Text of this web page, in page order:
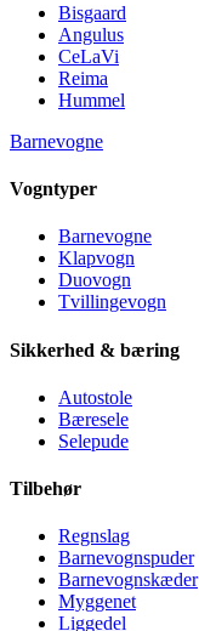
Bisgaard
Angulus
CeLaVi
Reima
Hummel
Barnevogne
Vogntyper
Barnevogne
Klapvogn
Duovogn
Tvillingevogn
Sikkerhed & bæring
Autostole
Bæresele
Selepude
Tilbehør
Regnslag
Barnevognspuder
Barnevognskæder
Myggenet
Liggedel